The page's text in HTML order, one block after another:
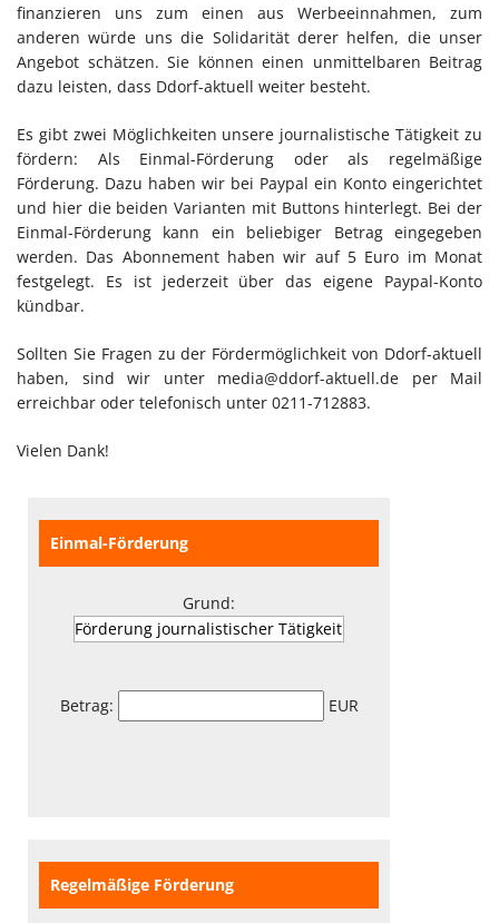
finanzieren uns zum einen aus Werbeeinnahmen, zum
anderen würde uns die Solidarität derer helfen, die unser
Angebot schätzen. Sie können einen unmittelbaren Beitrag
dazu leisten, dass Ddorf-aktuell weiter besteht.
Es gibt zwei Möglichkeiten unsere journalistische Tätigkeit zu
fördern: Als Einmal-Förderung oder als regelmäßige
Förderung. Dazu haben wir bei Paypal ein Konto eingerichtet
und hier die beiden Varianten mit Buttons hinterlegt. Bei der
Einmal-Förderung kann ein beliebiger Betrag eingegeben
werden. Das Abonnement haben wir auf 5 Euro im Monat
festgelegt. Es ist jederzeit über das eigene Paypal-Konto
kündbar.
Sollten Sie Fragen zu der Fördermöglichkeit von Ddorf-aktuell
haben, sind wir unter media@ddorf-aktuell.de per Mail
erreichbar oder telefonisch unter 0211-712883.
Vielen Dank!
Einmal-Förderung
Grund:
Betrag: EUR
Regelmäßige Förderung